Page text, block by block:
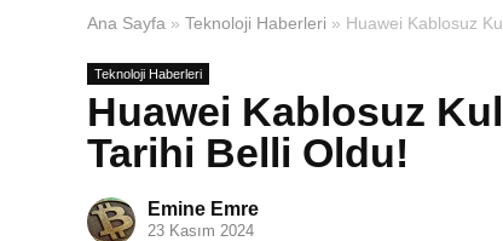
Ana Sayfa » Teknoloji Haberleri » Huawei Kablosuz
Teknoloji Haberleri
Huawei Kablosuz
Tarihi Belli Oldu!
Emine Emre
23 Kasım 2024